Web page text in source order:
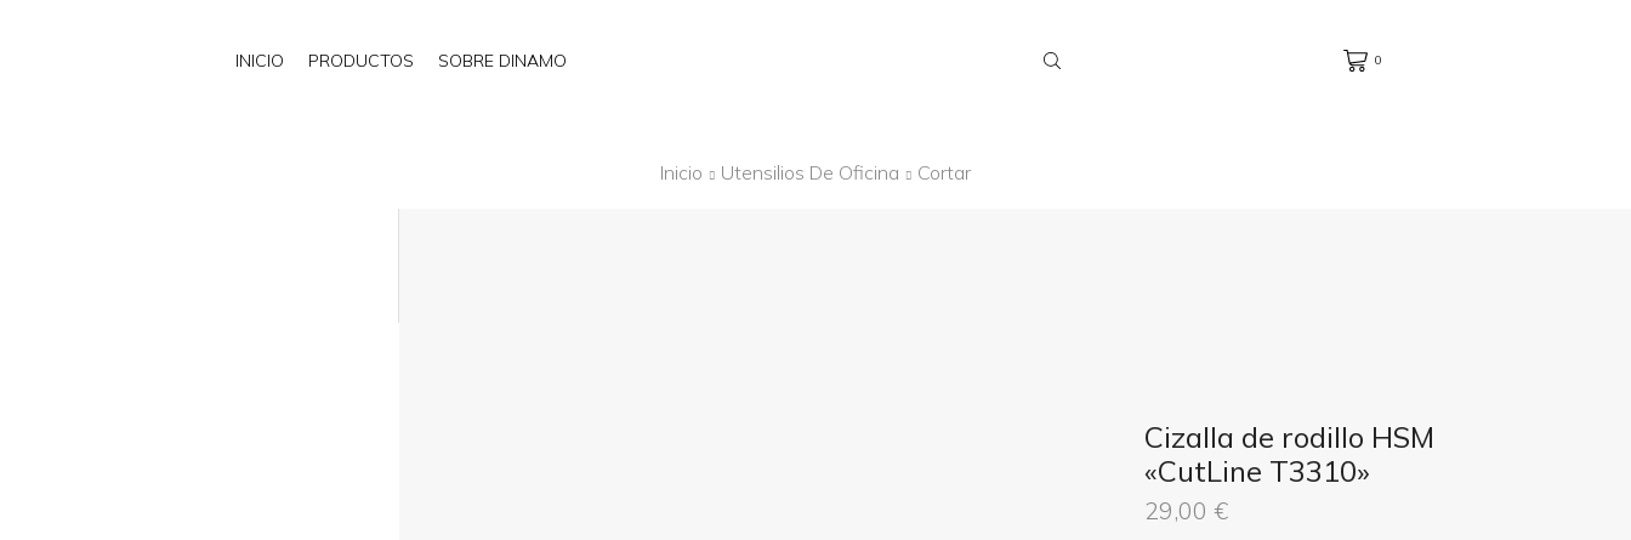
INICIO PRODUCTOS SOBRE DINAMO 0
Inicio Utensilios De Oficina Cortar
Cizalla de rodillo HSM
«CutLine T3310»
29,00 €